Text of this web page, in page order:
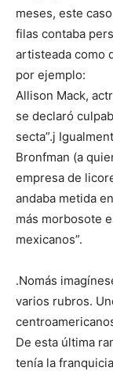
meses, este
filas contaba
artisteada como
por ejemplo:
Allison Mack,
se declaró
secta”.j
Bronfman (a
empresa de
andaba metida
más morbosote
mexicanos”.
.Nomás
varios rubros.
De esta última
tenía la